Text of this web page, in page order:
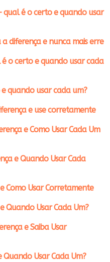
qual é o certo e quando usar
a diferença e nunca mais erre
é o certo e quando usar cada
quando usar cada um?
e use corretamente
e Como Usar Cada Um
e Quando Usar Cada
Como Usar Corretamente
Quando Usar Cada Um?
e Saiba Usar
Usar Cada Um?